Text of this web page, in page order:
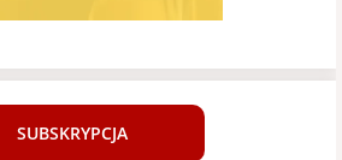
SUBSKRYPCJA